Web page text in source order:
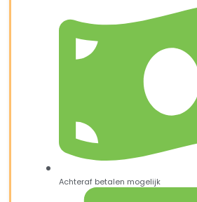
Achteraf betalen mogelijk